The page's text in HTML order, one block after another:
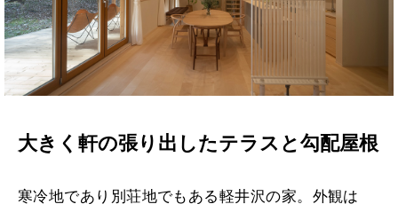
大きく軒の張り出したテラスと勾配屋根
寒冷地であり別荘地でもある軽井沢の家。外観は